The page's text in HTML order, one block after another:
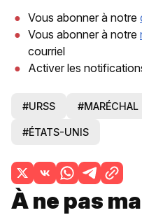
Vous abonner à notre
Vous abonner à notre
courriel
Activer les
#URSS #MARÉCHAL
#ÉTATS-UNIS
À ne pas